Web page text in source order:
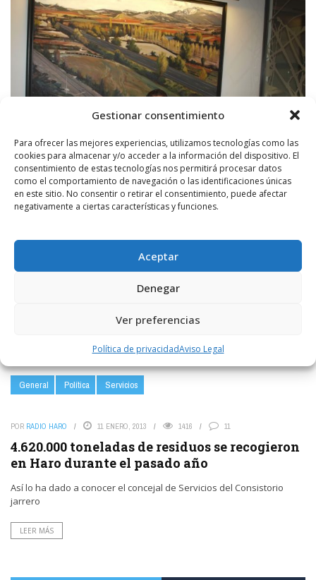
Gestionar consentimiento
Para ofrecer las mejores experiencias, utilizamos tecnologías como las
cookies para almacenar y/o acceder a la información del dispositivo. El
consentimiento de estas tecnologías nos permitirá procesar datos
como el comportamiento de navegación o las identificaciones únicas
en este sitio. No consentir o retirar el consentimiento, puede afectar
negativamente a ciertas características y funciones.
Aceptar
Denegar
Ver preferencias
Política de privacidadAviso Legal
PORRADIO HARO 10 MARZO, 2016 1567
puntos de recogida de vidrio
En concreto se van a instalar quince contenedores tipo iglú en varias
zonas de Haro, y otros seis “cubre buzones” en la Herradura, para
General Política Servicios
POR RADIO HARO 11 ENERO, 2013 1416 11
4.620.000 toneladas de residuos se recogieron
en Haro durante el pasado año
Así lo ha dado a conocer el concejal de Servicios del Consistorio
jarrero
LEER MÁS